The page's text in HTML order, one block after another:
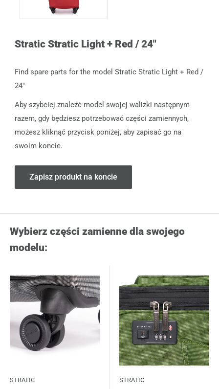
Stratic Stratic Light + Red / 24"
Find spare parts for the model Stratic Stratic Light + Red /
24"
Aby szybciej znaleźć model swojej walizki następnym
razem, gdy będziesz potrzebować części zamiennych,
możesz kliknąć przycisk poniżej, aby zapisać go na
swoim koncie.
Zapisz produkt na koncie
Wybierz części zamienne dla swojego
modelu:
STRATIC STRATIC